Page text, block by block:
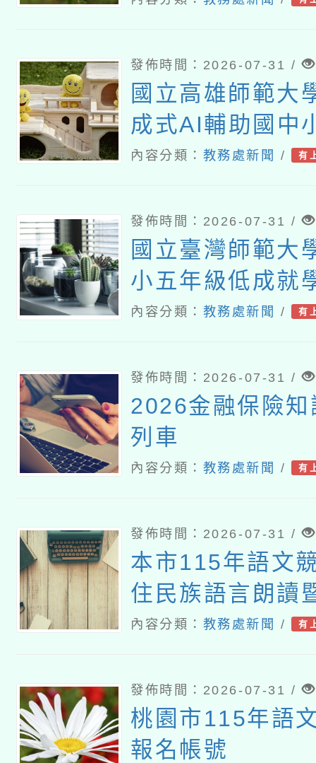
發佈時間：2026-07-31 /
國立高雄師範大
成式AI輔助國中
教師教學工作坊
內容分類： 教務處新聞 / 有
發佈時間：2026-07-31 /
國立臺灣師範大
小五年級低成就
難問題與有效教
內容分類： 教務處新聞 / 有
發佈時間：2026-07-31 /
2026金融保險
列車
內容分類： 教務處新聞 / 有
發佈時間：2026-07-31 /
本市115年語文
住民族語言朗讀
境式演說競賽報
內容分類： 教務處新聞 / 有
發佈時間：2026-07-31 /
桃園市115年語
報名帳號